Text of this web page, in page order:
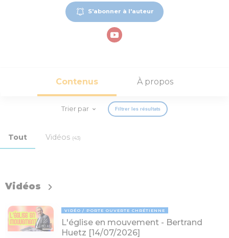
S'abonner à l'auteur
Contenus À propos
Trier par Filtrer les résultats
Tout Vidéos (43)
Vidéos
110:46
VIDÉO PORTE OUVERTE CHRÉTIENNE
L'église en mouvement - Bertrand
Huetz [14/07/2026]